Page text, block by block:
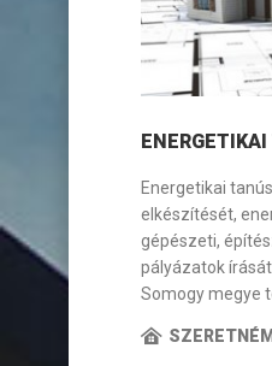
Energetikai
elkészítését,
gépészeti,
pályázatok
Somogy megye